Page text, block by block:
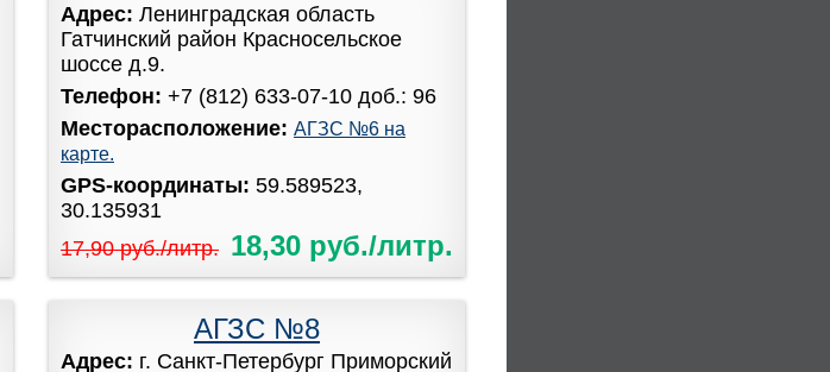
Адрес: Ленинградская область
Гатчинский район Красносельское
шоссе д.9.
Телефон: +7 (812) 633-07-10 доб.: 96
Месторасположение: АГЗС №6 на
карте.
GPS-координаты: 59.589523,
30.135931
17,90 руб./литр. 18,30 руб./литр.
АГЗС №8
Адрес: г. Санкт-Петербург Приморский